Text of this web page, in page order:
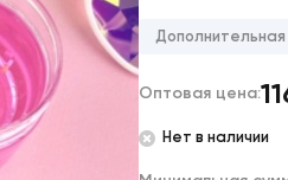
Дакимакуры
Декоративные подушки
Дополнительная
Оптовая цена:
Нет в наличии